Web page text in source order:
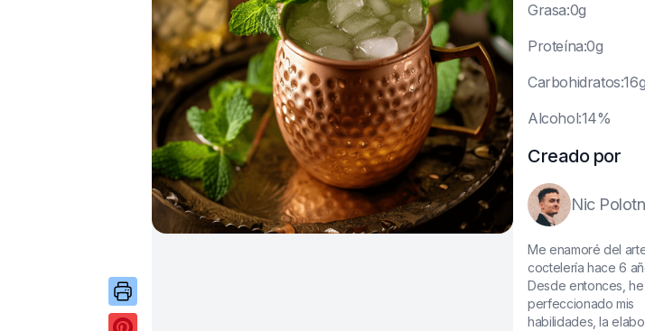
Grasa:0g
Proteína:0g
Carbohidratos:16g
Alcohol:14%
Creado por
Nic
Me enamoré del
coctelería hace 6
Desde entonces, he
perfeccionado mis
habilidades, la